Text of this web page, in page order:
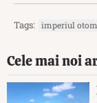
Tags: imperiul
Cele mai noi